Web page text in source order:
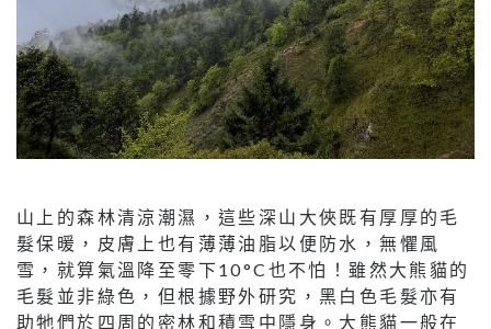
山上的森林清涼潮濕，這些深山大俠既有厚厚的毛
髮保暖，皮膚上也有薄薄油脂以便防水，無懼風
雪，就算氣溫降至零下10°C也不怕！雖然大熊貓的
毛髮並非綠色，但根據野外研究，黑白色毛髮亦有
助牠們於四周的密林和積雪中隱身。大熊貓一般在